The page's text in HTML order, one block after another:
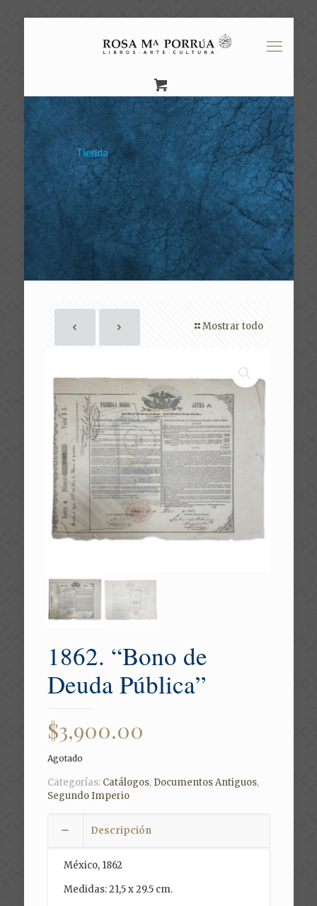
Tienda
Mostrar todo
1862. “Bono de
Deuda Pública”
$3,900.00
Agotado
Categorías: Catálogos, Documentos Antiguos,
Segundo Imperio
Descripción
México, 1862
Medidas: 21,5 x 29.5 cm.